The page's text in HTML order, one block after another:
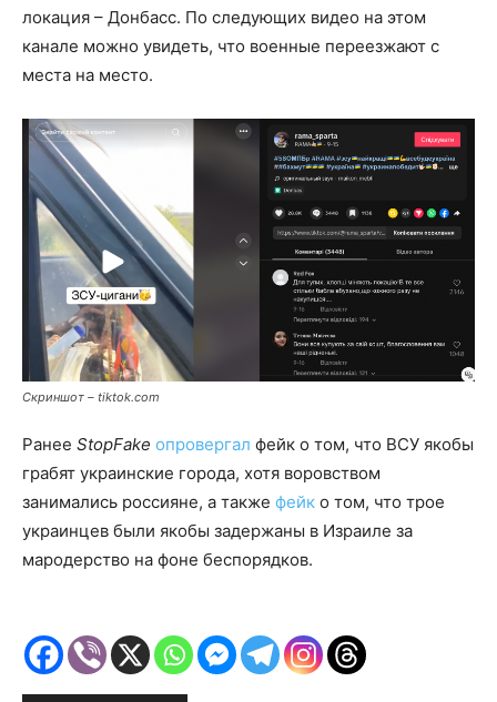
локация – Донбасс. По следующих видео на этом
канале можно увидеть, что военные переезжают с
места на место.
Скриншот – tiktok.com
Ранее StopFake опровергал фейк о том, что ВСУ якобы
грабят украинские города, хотя воровством
занимались россияне, а также фейк о том, что трое
украинцев были якобы задержаны в Израиле за
мародерство на фоне беспорядков.